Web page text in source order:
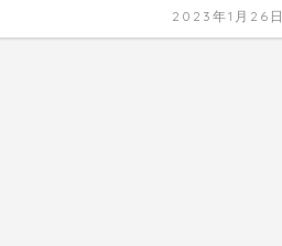
2023年1月26日